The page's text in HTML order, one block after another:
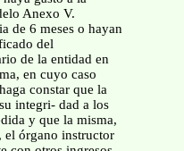
Anexo V.
de 6 meses o hayan
del
de la entidad en
en cuyo caso
constar que la
integri- dad a los
y que la misma,
el órgano instructor